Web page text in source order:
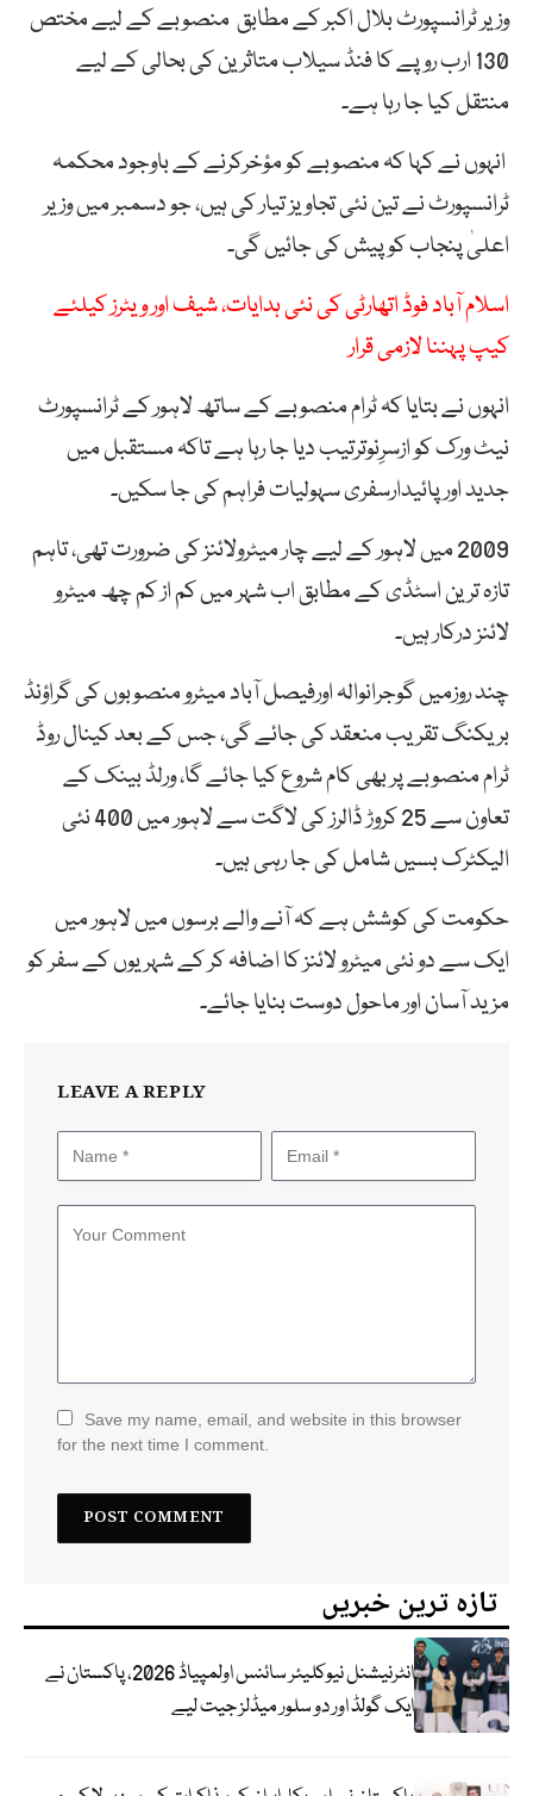
وزیر ٹرانسپورٹ بلال اکبر کے مطابق منصوبے کے لیے مختص
130 ارب روپے کا فنڈ سیلاب متاثرین کی بحالی کے لیے
منتقل کیا جا رہا ہے۔
انہوں نے کہا کہ منصوبے کو مؤخرکرنے کے باوجود محکمہ
ٹرانسپورٹ نے تین نئی تجاویز تیار کی ہیں، جو دسمبر میں وزیر
اعلیٰ پنجاب کو پیش کی جائیں گی۔
اسلام آباد فوڈ اتھارٹی کی نئی ہدایات، شیف اور ویٹرز کیلئے
کیپ پہننا لازمی قرار
انہوں نے بتایا کہ ٹرام منصوبے کے ساتھ لاہور کے ٹرانسپورٹ
نیٹ ورک کو ازسرِنوترتیب دیا جا رہا ہے تاکہ مستقبل میں
جدید اور پائیدارسفری سہولیات فراہم کی جا سکیں۔
2009 میں لاہور کے لیے چار میٹرولائنز کی ضرورت تھی، تاہم
تازہ ترین اسٹڈی کے مطابق اب شہر میں کم از کم چھ میٹرو
لائنز درکار ہیں۔
چند روزمیں گوجرانوالہ اورفیصل آباد میٹرو منصوبوں کی گراؤنڈ
بریکنگ تقریب منعقد کی جائے گی، جس کے بعد کینال روڈ
ٹرام منصوبے پر بھی کام شروع کیا جائے گا، ورلڈ بینک کے
تعاون سے 25 کروڑ ڈالرز کی لاگت سے لاہور میں 400 نئی
الیکٹرک بسیں شامل کی جا رہی ہیں۔
حکومت کی کوشش ہے کہ آنے والے برسوں میں لاہور میں
ایک سے دو نئی میٹرو لائنز کا اضافہ کر کے شہریوں کے سفر کو
مزید آسان اور ماحول دوست بنایا جائے۔
LEAVE A REPLY
Save my name, email, and website in this browser
for the next time I comment.
تازہ ترین خبریں
انٹرنیشنل نیوکلیئر سائنس اولمپیاڈ 2026، پاکستان نے
ایک گولڈ اور دو سلور میڈلز جیت لیے